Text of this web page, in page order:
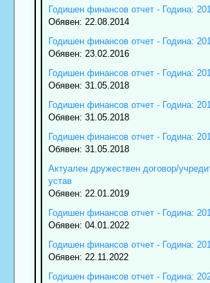
Годишен финансов отчет - Година:
Обявен: 22.08.2014
Годишен финансов отчет - Година:
Обявен: 23.02.2016
Годишен финансов отчет - Година:
Обявен: 31.05.2018
Годишен финансов отчет - Година:
Обявен: 31.05.2018
Годишен финансов отчет - Година:
Обявен: 31.05.2018
Актуален дружествен договор/
устав
Обявен: 22.01.2019
Годишен финансов отчет - Година:
Обявен: 04.01.2022
Годишен финансов отчет - Година:
Обявен: 22.11.2022
Годишен финансов отчет - Година: